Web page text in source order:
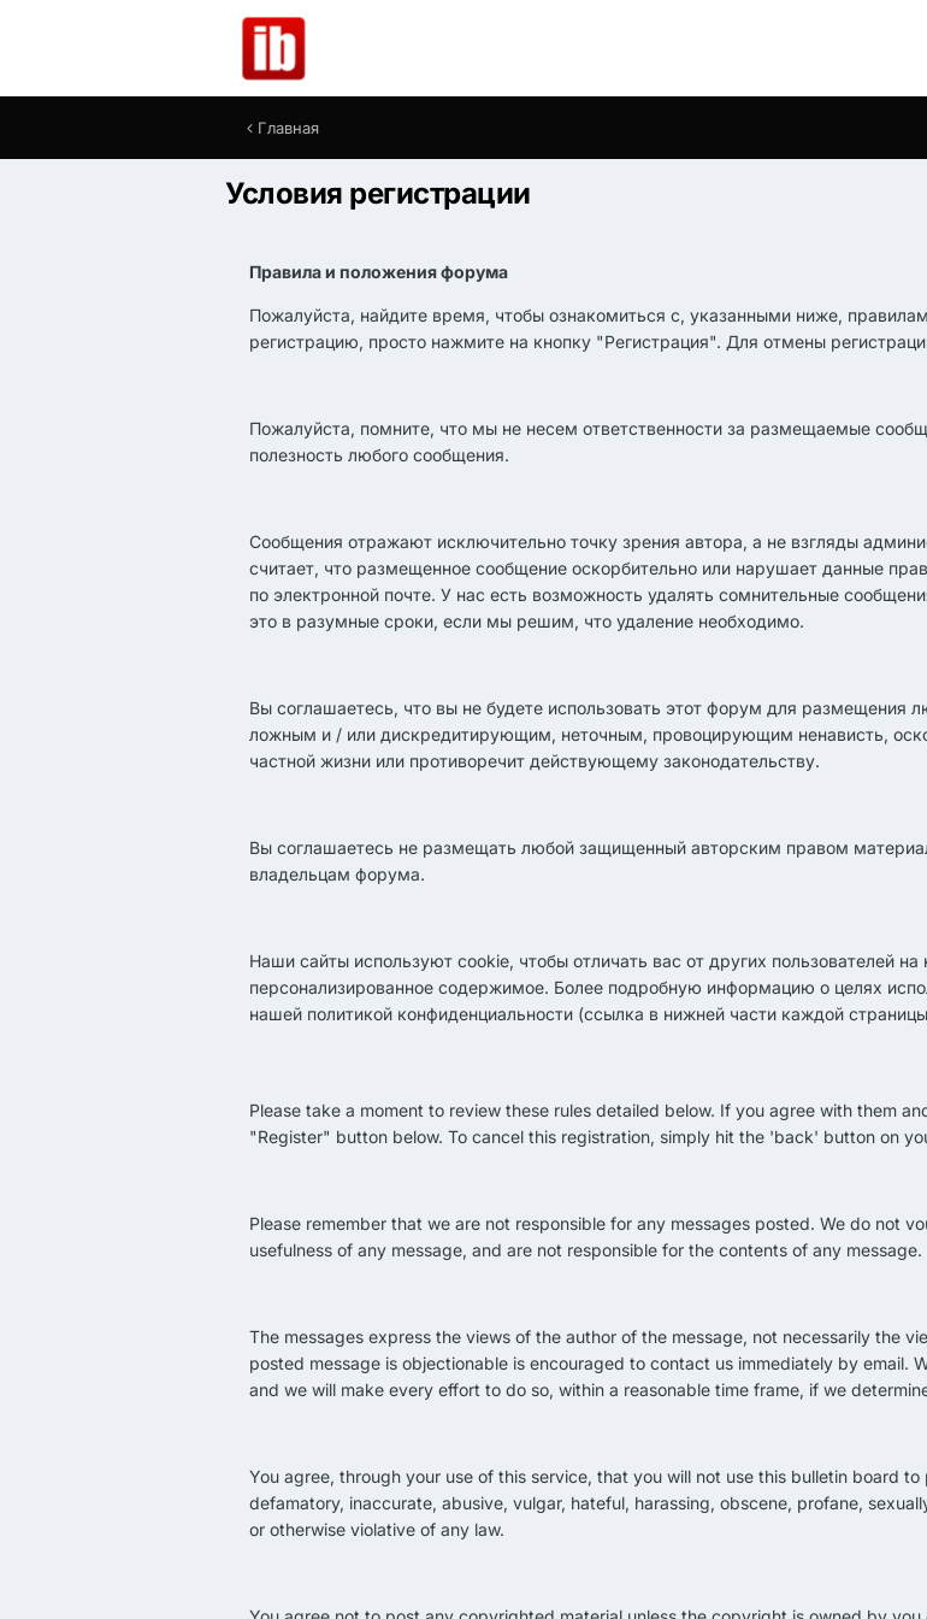
Главная
Условия регистрации
Правила и положения форума
Пожалуйста, найдите время, чтобы ознакомиться с, указанными ниже,
регистрацию, просто нажмите на кнопку "Регистрация". Для отмены
Пожалуйста, помните, что мы не несем ответственности за размещаемые
полезность любого сообщения.
Сообщения отражают исключительно точку зрения автора, а не взгляды
считает, что размещенное сообщение оскорбительно или нарушает данные
по электронной почте. У нас есть возможность удалять сомнительные
это в разумные сроки, если мы решим, что удаление необходимо.
Вы соглашаетесь, что вы не будете использовать этот форум для размещения
ложным и / или дискредитирующим, неточным, провоцирующим ненависть,
частной жизни или противоречит действующему законодательству.
Вы соглашаетесь не размещать любой защищенный авторским правом
владельцам форума.
Наши сайты используют cookie, чтобы отличать вас от других пользователей
персонализированное содержимое. Более подробную информацию о целях
нашей политикой конфиденциальности (ссылка в нижней части каждой
Please take a moment to review these rules detailed below. If you agree with them
"Register" button below. To cancel this registration, simply hit the 'back' button on
Please remember that we are not responsible for any messages posted. We do not
usefulness of any message, and are not responsible for the contents of any message.
The messages express the views of the author of the message, not necessarily the
posted message is objectionable is encouraged to contact us immediately by email.
and we will make every effort to do so, within a reasonable time frame, if we
You agree, through your use of this service, that you will not use this bulletin board
defamatory, inaccurate, abusive, vulgar, hateful, harassing, obscene, profane,
or otherwise violative of any law.